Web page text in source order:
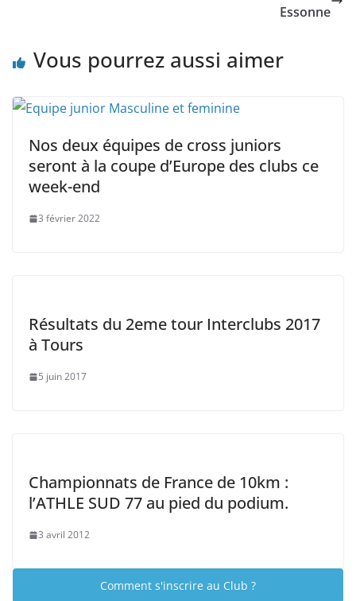
Essonne
Vous pourrez aussi aimer
Nos deux équipes de cross juniors
seront à la coupe d’Europe des clubs ce
week-end
3 février 2022
Résultats du 2eme tour Interclubs 2017
à Tours
5 juin 2017
Championnats de France de 10km :
l’ATHLE SUD 77 au pied du podium.
3 avril 2012
Comment s'inscrire au Club ?